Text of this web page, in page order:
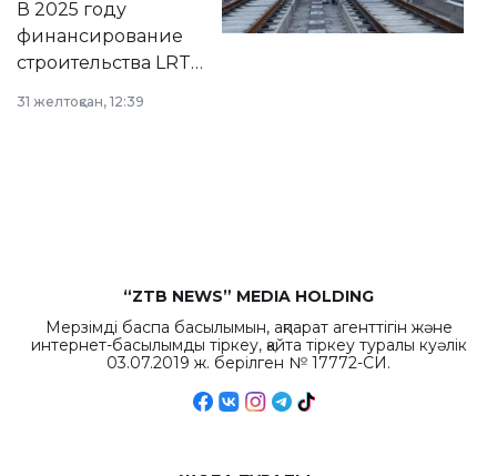
города.
В 2025 году
финансирование
строительства LRT
республиканского
31 желтоқсан, 12:39
“ZTB NEWS” MEDIA HOLDING
Мерзімді баспа басылымын, ақпарат агенттігін және
интернет-басылымды тіркеу, қайта тіркеу туралы куәлік
03.07.2019 ж. берілген № 17772-СИ.